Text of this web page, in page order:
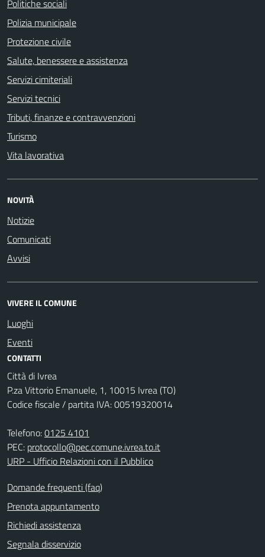
Politiche sociali
Polizia municipale
Protezione civile
Salute, benessere e assistenza
Servizi cimiteriali
Servizi tecnici
Tributi, finanze e contravvenzioni
Turismo
Vita lavorativa
NOVITÀ
Notizie
Comunicati
Avvisi
VIVERE IL COMUNE
Luoghi
Eventi
CONTATTI
Città di Ivrea
P.za Vittorio Emanuele, 1, 10015 Ivrea (TO)
Codice fiscale / partita IVA: 00519320014
Telefono:0125 4101
PEC: protocollo@pec.comune.ivrea.to.it
URP - Ufficio Relazioni con il Pubblico
Domande frequenti (faq)
Prenota appuntamento
Richiedi assistenza
Segnala disservizio